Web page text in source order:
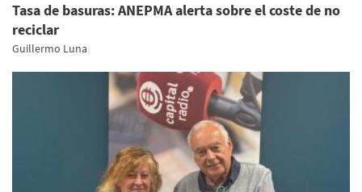
Tasa de basuras: ANEPMA alerta sobre el coste de no
reciclar
Guillermo Luna